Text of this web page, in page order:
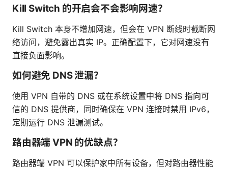
Kill Switch 的开启会不会影响网速？
Kill Switch 本身不增加网速，但会在 VPN 断线时截断网
络访问，避免露出真实 IP。正确配置下，它对网速没有
直接负面影响。
如何避免 DNS 泄漏？
使用 VPN 自带的 DNS 或在系统设置中将 DNS 指向可
信的 DNS 提供商，同时确保在 VPN 连接时禁用 IPv6，
定期运行 DNS 泄漏测试。
路由器端 VPN 的优缺点？
路由器端 VPN 可以保护家中所有设备，但对路由器性能